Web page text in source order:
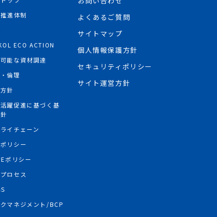
進体制
ECO ACTION
能な資材調達
倫理
針
躍促進に基づく基
イチェーン
リシー
ポリシー
ロセス
クマネジメント/BCP
よくあるご質問
サイトマップ
個人情報保護方針
セキュリティポリシー
サイト運営方針